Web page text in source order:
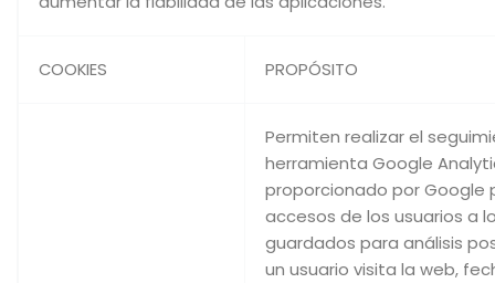
COOKIES PROPÓSITO
Permiten realizar el
herramienta Google
proporcionado por Google
accesos de los usuarios a
guardados para análisis
un usuario visita la web,